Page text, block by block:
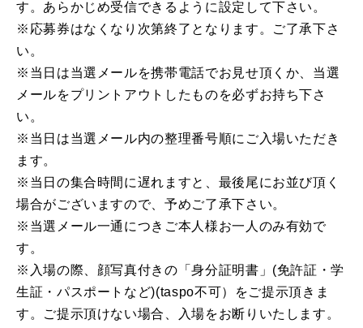
す。あらかじめ受信できるように設定して下さい。
※応募券はなくなり次第終了となります。ご了承下さ
い。
※当日は当選メールを携帯電話でお見せ頂くか、当選
メールをプリントアウトしたものを必ずお持ち下さ
い。
※当日は当選メール内の整理番号順にご入場いただき
ます。
※当日の集合時間に遅れますと、最後尾にお並び頂く
場合がございますので、予めご了承下さい。
※当選メール一通につきご本人様お一人のみ有効で
す。
※入場の際、顔写真付きの「身分証明書」(免許証・学
生証・パスポートなど)(taspo不可）をご提示頂きま
す。ご提示頂けない場合、入場をお断りいたします。